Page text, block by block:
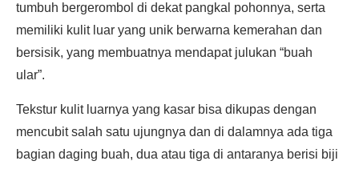
tumbuh bergerombol di dekat pangkal pohonnya, serta
memiliki kulit luar yang unik berwarna kemerahan dan
bersisik, yang membuatnya mendapat julukan “buah
ular”.
Tekstur kulit luarnya yang kasar bisa dikupas dengan
mencubit salah satu ujungnya dan di dalamnya ada tiga
bagian daging buah, dua atau tiga di antaranya berisi biji